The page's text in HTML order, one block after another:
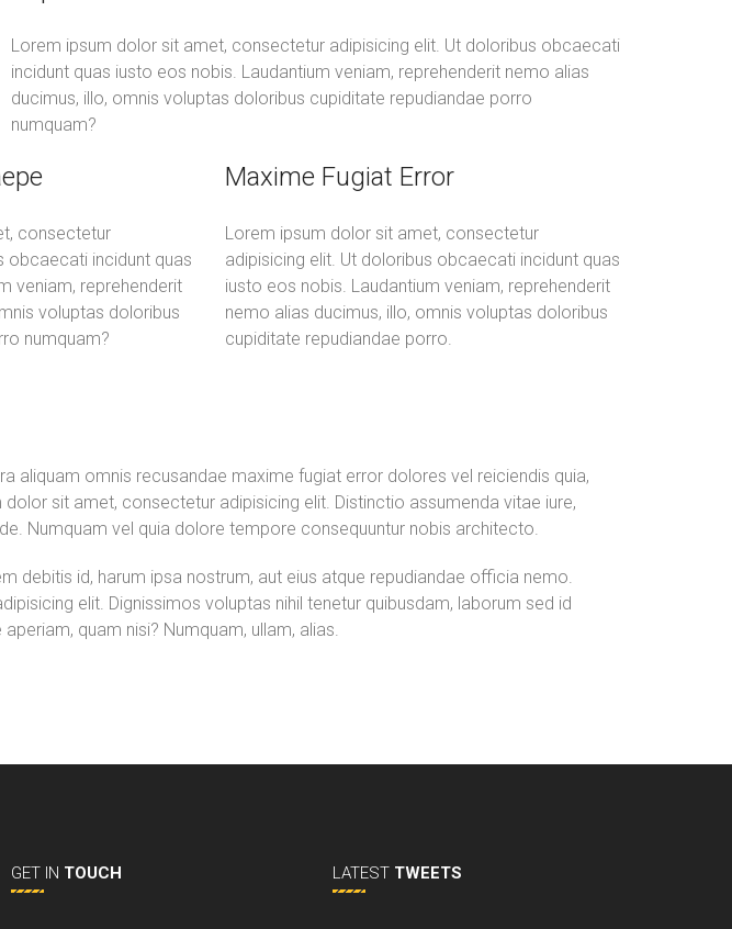
Lorem ipsum dolor sit amet, consectetur adipisicing elit. Ut doloribus obcaecati
incidunt quas iusto eos nobis. Laudantium veniam, reprehenderit nemo alias
ducimus, illo, omnis voluptas doloribus cupiditate repudiandae porro
numquam?
consectetur
obcaecati incidunt quas
veniam, reprehenderit
voluptas doloribus
numquam?
Maxime Fugiat Error
Lorem ipsum dolor sit amet, consectetur
adipisicing elit. Ut doloribus obcaecati incidunt quas
iusto eos nobis. Laudantium veniam, reprehenderit
nemo alias ducimus, illo, omnis voluptas doloribus
cupiditate repudiandae porro.
aliquam omnis recusandae maxime fugiat error dolores vel reiciendis quia,
sit amet, consectetur adipisicing elit. Distinctio assumenda vitae iure,
Numquam vel quia dolore tempore consequuntur nobis architecto.
debitis id, harum ipsa nostrum, aut eius atque repudiandae officia nemo.
elit. Dignissimos voluptas nihil tenetur quibusdam, laborum sed id
quam nisi? Numquam, ullam, alias.
GET IN TOUCH LATEST TWEETS